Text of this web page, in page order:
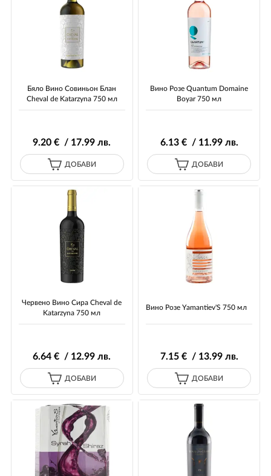
Бяло Вино Совиньон Блан
Cheval de Katarzyna 750 мл
9.20 € / 17.99 лв.
ДОБАВИ
Вино Розе Quantum Domaine
Boyar 750 мл
6.13€ / 11.99лв.
ДОБАВИ
Червено Вино Сира Cheval de
Katarzyna 750 мл
6.64 € / 12.99 лв.
ДОБАВИ
Вино Розе Yamantiev'S 750 мл
7.15€ / 13.99лв.
ДОБАВИ